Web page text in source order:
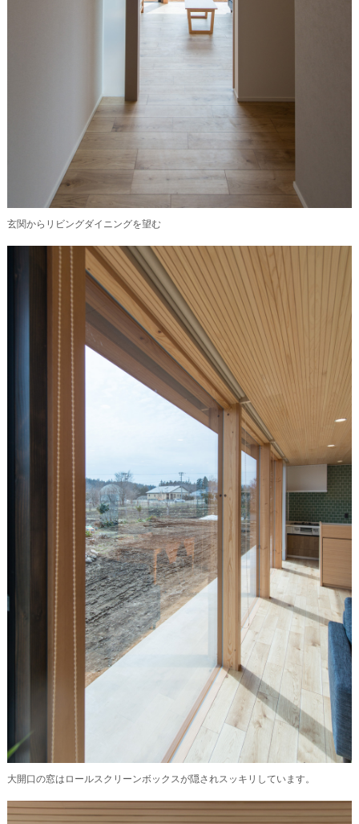
玄関からリビングダイニングを望む
大開口の窓はロールスクリーンボックスが隠されスッキリしています。